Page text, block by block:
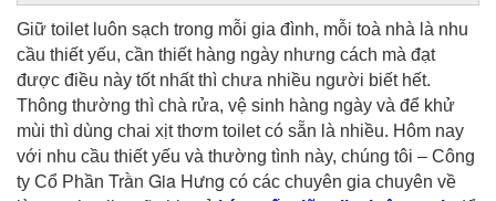
Giữ toilet luôn sạch trong mỗi gia đình, mỗi toà nhà là nhu
cầu thiết yếu, cần thiết hàng ngày nhưng cách mà đạt
được điều này tốt nhất thì chưa nhiều người biết hết.
Thông thường thì chà rửa, vệ sinh hàng ngày và để khử
mùi thì dùng chai xịt thơm toilet có sẵn là nhiều. Hôm nay
với nhu cầu thiết yếu và thường tình này, chúng tôi – Công
ty Cổ Phần Trần Gia Hưng có các chuyên gia chuyên về